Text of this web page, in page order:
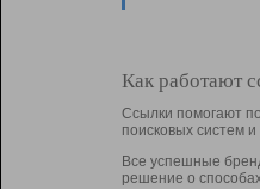
Как работают
Ссылки помогают
поисковых систем
Все успешные
решение о